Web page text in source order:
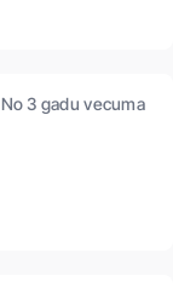
No 3 gadu vecuma